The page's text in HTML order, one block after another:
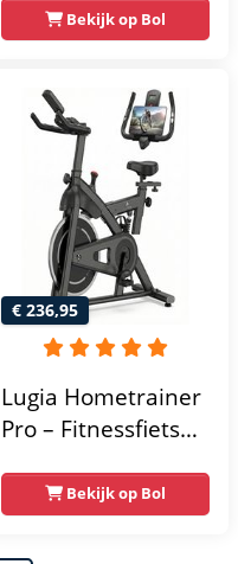
Weerstandsniveaus
- Tablethouder
voor Bluetooth
Kinomap & Zwift -
Fiets Lage Instap,
Ergonomisch & Stil
- Hometrainers
Fitness voor Thuis
Bekijk op Bol
€ 236,95
Lugia Hometrainer
Pro – Fitnessfiets
Gebruikers –
Premium Vering &
Demping – Extra
Bekijk op Bol